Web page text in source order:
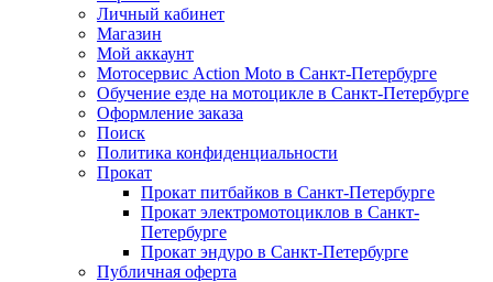
Личный кабинет
Магазин
Мой аккаунт
Мотосервис Action Moto в Санкт-Петербурге
Обучение езде на мотоцикле в Санкт-Петербурге
Оформление заказа
Поиск
Политика конфиденциальности
Прокат
Прокат питбайков в Санкт-Петербурге
Прокат электромотоциклов в Санкт-
Петербурге
Прокат эндуро в Санкт-Петербурге
Публичная оферта